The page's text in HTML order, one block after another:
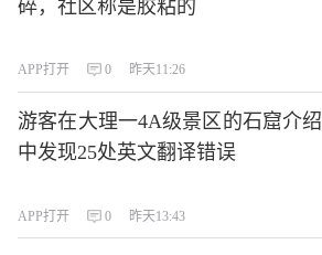
碎，社区称是胶粘的
APP打开 0 昨天11:26
游客在大理一4A级景区的石窟介绍
中发现25处英文翻译错误
APP打开 0 昨天13:43